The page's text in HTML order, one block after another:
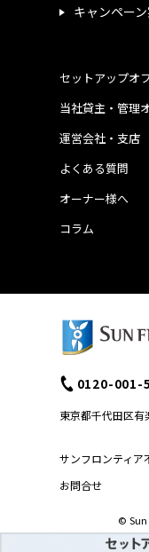
キャンペー
運営会社・支店
よくある質問
当社貸主・管理
オーナー様へ
コラム
セットアップオ
サンフロンティア
お問合せ
0120-001-
東京都千代田区
©